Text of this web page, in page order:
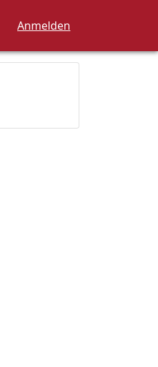
Anmelden